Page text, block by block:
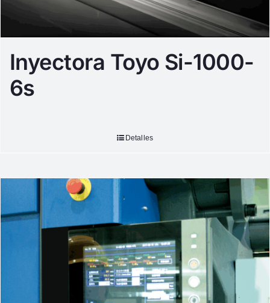
Inyectora Toyo Si-1000-
6s
Detalles